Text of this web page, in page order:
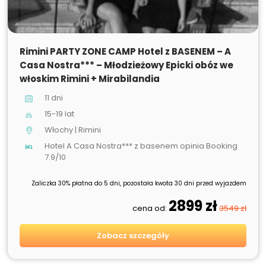
SPRZEDANE
Rimini PARTY ZONE CAMP Hotel z BASENEM – A
Casa Nostra*** – Młodzieżowy Epicki obóz we
włoskim Rimini + Mirabilandia
11 dni
15-19 lat
Włochy | Rimini
Hotel A Casa Nostra*** z basenem opinia Booking
7.9/10
Zaliczka 30% płatna do 5 dni, pozostała kwota 30 dni przed wyjazdem
cena od: 2899 zł3549 zł
Zobacz szczegóły